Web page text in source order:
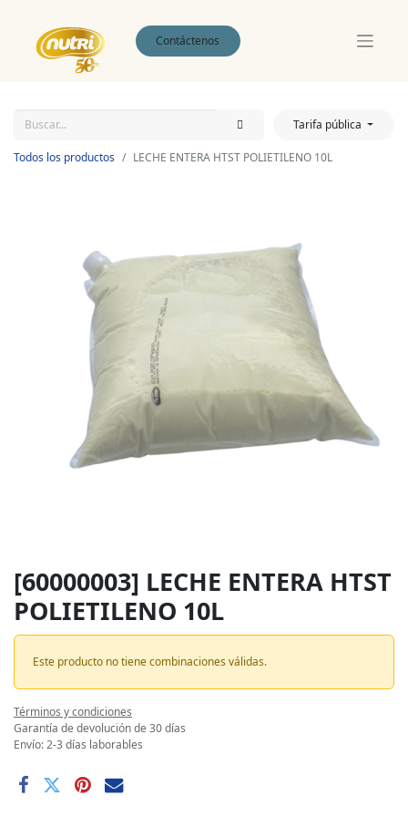
Contáctenos
Tarifa pública
Todos los productos LECHE ENTERA HTST POLIETILENO 10L
[60000003] LECHE ENTERA HTST
POLIETILENO 10L
Este producto no tiene combinaciones válidas.
Términos y condiciones
Garantía de devolución de 30 días
Envío: 2-3 días laborables